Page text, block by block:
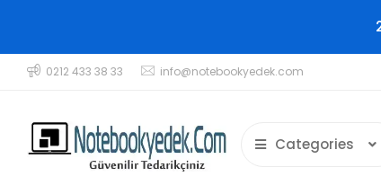
0212 433 38 33 info@notebookyedek.com
Categories